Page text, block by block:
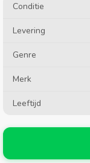
Conditie
Levering
Genre
Merk
Leeftijd